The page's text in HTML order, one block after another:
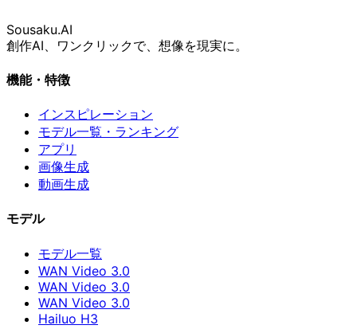
Sousaku.AI
創作AI、ワンクリックで、想像を現実に。
機能・特徴
インスピレーション
モデル一覧・ランキング
アプリ
画像生成
動画生成
モデル
モデル一覧
WAN Video 3.0
WAN Video 3.0
WAN Video 3.0
Hailuo H3